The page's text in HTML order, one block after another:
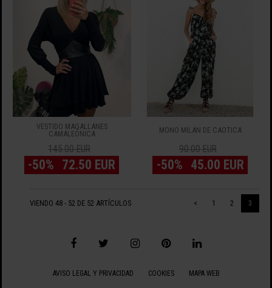
VESTIDO MAGALLANES
CAMALEÓNICA
145.00 EUR
-50% 72.50 EUR
MONO MILÁN DE CAÓTICA
90.00 EUR
-50% 45.00 EUR
VIENDO 48 - 52 DE 52 ARTÍCULOS < 1 2 3
AVISO LEGAL Y PRIVACIDAD COOKIES MAPA WEB